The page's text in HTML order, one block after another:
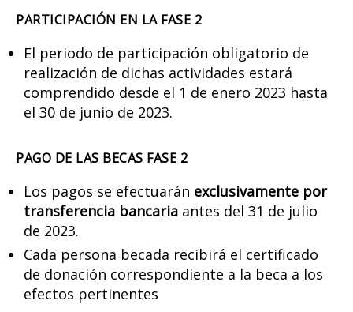
PARTICIPACIÓN EN LA FASE 2
El periodo de participación obligatorio de
realización de dichas actividades estará
comprendido desde el 1 de enero 2023 hasta
el 30 de junio de 2023.
PAGO DE LAS BECAS FASE 2
Los pagos se efectuarán exclusivamente por
transferencia bancaria antes del 31 de julio
de 2023.
Cada persona becada recibirá el certificado
de donación correspondiente a la beca a los
efectos pertinentes